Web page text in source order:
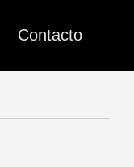
Contacto